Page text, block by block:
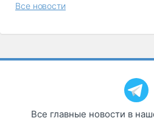
Все новости
Все главные новости в